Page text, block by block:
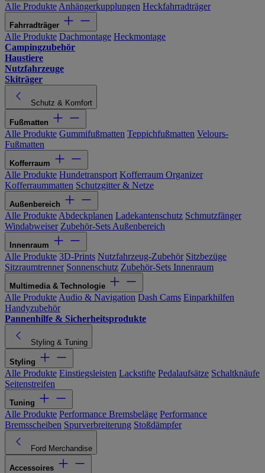
Alle Produkte Anhängerkupplungen Heckfahrradträger
Fahrradträger
Alle Produkte Dachmontage Heckmontage
Campingzubehör
Haustiere
Nutzfahrzeuge
Skiträger
Schutz & Komfort
Fußmatten
Alle Produkte Gummifußmatten Teppichfußmatten Velours-
Fußmatten
Kofferraum
Alle Produkte Hundetransport Kofferraum Organizer
Kofferraummatten Schutzgitter & Netze
Außenbereich
Alle Produkte Abdeckplanen Ladekantenschutz Schmutzfänger
Windabweiser Zubehör-Sets Außenbereich
Innenraum
Alle Produkte 3D-Prints Nutzfahrzeug-Zubehör Sitzbezüge
Sitzraumtrenner Sonnenschutz Zubehör-Sets Innenraum
Multimedia & Technologie
Alle Produkte Audio & Navigation Dash Cams Einparkhilfen
Handyzubehör
Pannenhilfe & Sicherheitsprodukte
Styling & Tuning
Styling
Alle Produkte Einstiegsleisten Lackstifte Pedalaufsätze Schaltknäufe
Seitenstreifen
Tuning
Alle Produkte Performance Bremsbeläge Performance
Bremsscheiben Spurverbreiterung Stoßdämpfer
Ford Merchandise
Accessoires